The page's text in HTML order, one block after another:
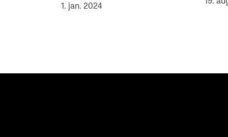
1. jan. 2024